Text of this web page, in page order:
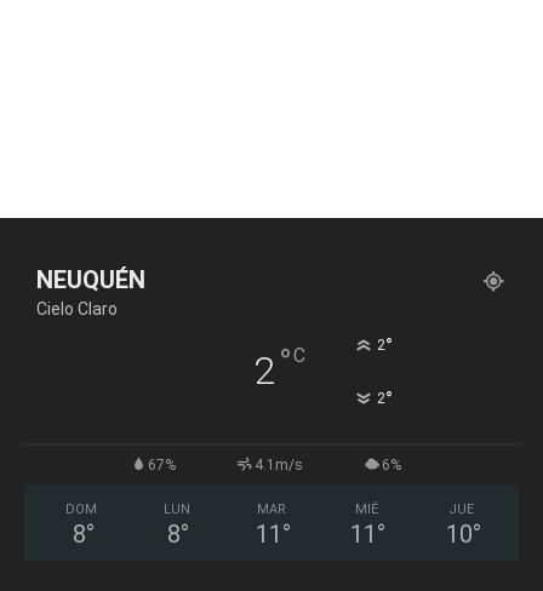
NEUQUÉN
Cielo Claro
2°C 2°
2°
67% 4.1m/s 6%
DOM
8°
LUN
8°
MAR
11 °
MIÉ
11 °
JUE
10°